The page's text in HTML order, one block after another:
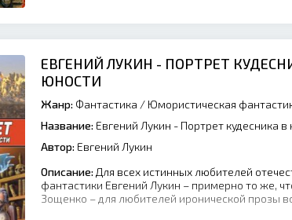
ЕВГЕНИЙ ЛУКИН - ПОРТРЕТ
ЮНОСТИ
Жанр: Фантастика / Юмористическая
Название: Евгений Лукин - Портрет кудесника в
Автор: Евгений Лукин
Описание: Для всех истинных любителей
фантастики Евгений Лукин – примерно то же,
Зощенко – для любителей иронической прозы